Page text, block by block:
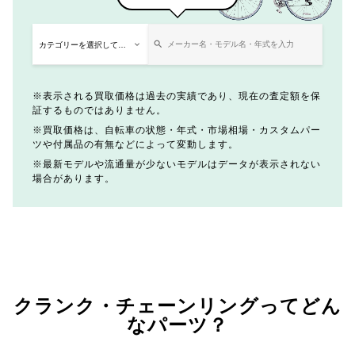
表示される買取価格は過去の実績であり、現在の査定額を保
証するものではありません。
買取価格は、自転車の状態・年式・市場相場・カスタムパー
ツや付属品の有無などによって変動します。
最新モデルや流通量が少ないモデルはデータが表示されない
場合があります。
クランク・チェーンリングってどん
なパーツ？